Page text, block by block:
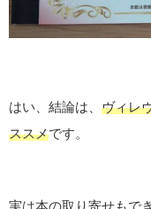
はい、結論は、 ヴィレ
ススメです。